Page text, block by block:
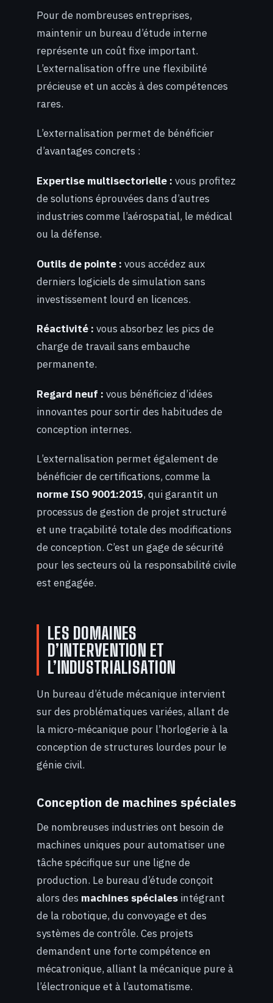
Pour de nombreuses entreprises,
maintenir un bureau d’étude interne
représente un coût fixe important.
L’externalisation offre une flexibilité
précieuse et un accès à des compétences
rares.
L’externalisation permet de bénéficier
d’avantages concrets :
Expertise multisectorielle : vous profitez
de solutions éprouvées dans d’autres
industries comme l’aérospatial, le médical
ou la défense.
Outils de pointe : vous accédez aux
derniers logiciels de simulation sans
investissement lourd en licences.
Réactivité : vous absorbez les pics de
charge de travail sans embauche
permanente.
Regard neuf : vous bénéficiez d’idées
innovantes pour sortir des habitudes de
conception internes.
L’externalisation permet également de
bénéficier de certifications, comme la
norme ISO 9001:2015, qui garantit un
processus de gestion de projet structuré
et une traçabilité totale des modifications
de conception. C’est un gage de sécurité
pour les secteurs où la responsabilité civile
est engagée.
LES DOMAINES
D’INTERVENTION ET
L’INDUSTRIALISATION
Un bureau d’étude mécanique intervient
sur des problématiques variées, allant de
la micro-mécanique pour l’horlogerie à la
conception de structures lourdes pour le
génie civil.
Conception de machines spéciales
De nombreuses industries ont besoin de
machines uniques pour automatiser une
tâche spécifique sur une ligne de
production. Le bureau d’étude conçoit
alors des machines spéciales intégrant
de la robotique, du convoyage et des
systèmes de contrôle. Ces projets
demandent une forte compétence en
mécatronique, alliant la mécanique pure à
l’électronique et à l’automatisme.